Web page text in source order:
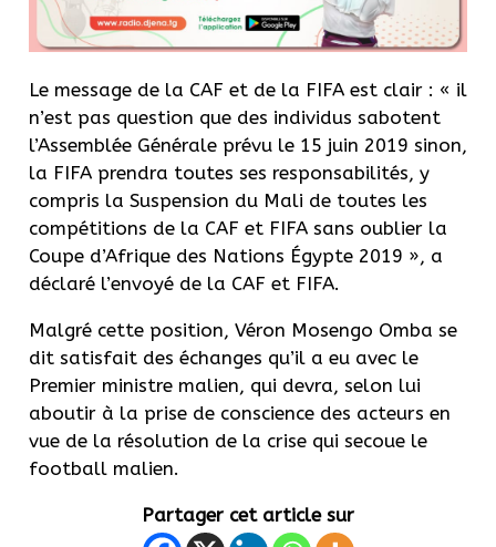
Le message de la CAF et de la FIFA est clair : « il
n’est pas question que des individus sabotent
l’Assemblée Générale prévu le 15 juin 2019 sinon,
la FIFA prendra toutes ses responsabilités, y
compris la Suspension du Mali de toutes les
compétitions de la CAF et FIFA sans oublier la
Coupe d’Afrique des Nations Égypte 2019 », a
déclaré l’envoyé de la CAF et FIFA.
Malgré cette position, Véron Mosengo Omba se
dit satisfait des échanges qu’il a eu avec le
Premier ministre malien, qui devra, selon lui
aboutir à la prise de conscience des acteurs en
vue de la résolution de la crise qui secoue le
football malien.
Partager cet article sur